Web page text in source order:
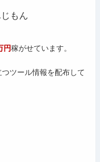
もん
円稼がせています。
ツール情報を配布して